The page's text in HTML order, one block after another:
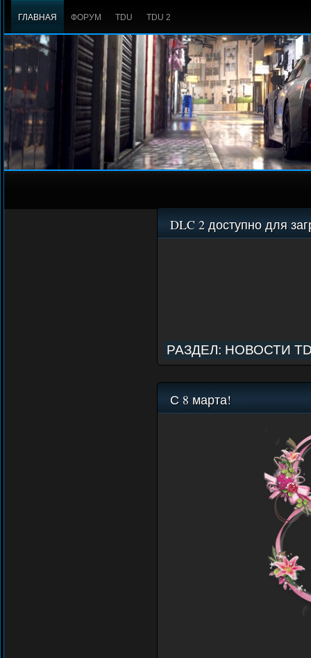
ГЛАВНАЯ ФОРУМ TDU TDU 2
DLC 2 доступно для
РАЗДЕЛ: НОВОСТИ
С 8 марта!